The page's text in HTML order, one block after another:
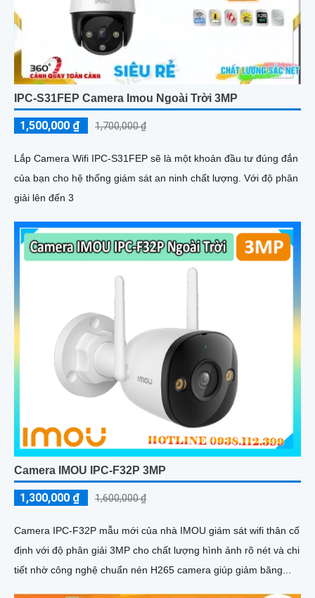
IPC-S31FEP Camera Imou Ngoài Trời 3MP
1,500,000 ₫ 1,700,000 ₫
Lắp Camera Wifi IPC-S31FEP sẽ là một khoản đầu tư đúng đắn
của bạn cho hệ thống giám sát an ninh chất lượng. Với độ phân
giải lên đến 3
Camera IMOU IPC-F32P 3MP
1,300,000 ₫ 1,600,000 ₫
Camera IPC-F32P mẫu mới của nhà IMOU giám sát wifi thân cố
định với độ phân giải 3MP cho chất lượng hình ảnh rõ nét và chi
tiết nhờ công nghệ chuẩn nén H265 camera giúp giảm băng...